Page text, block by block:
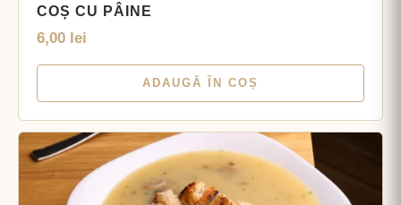
COȘ CU PÂINE
6,00 lei
ADAUGĂ ÎN COȘ